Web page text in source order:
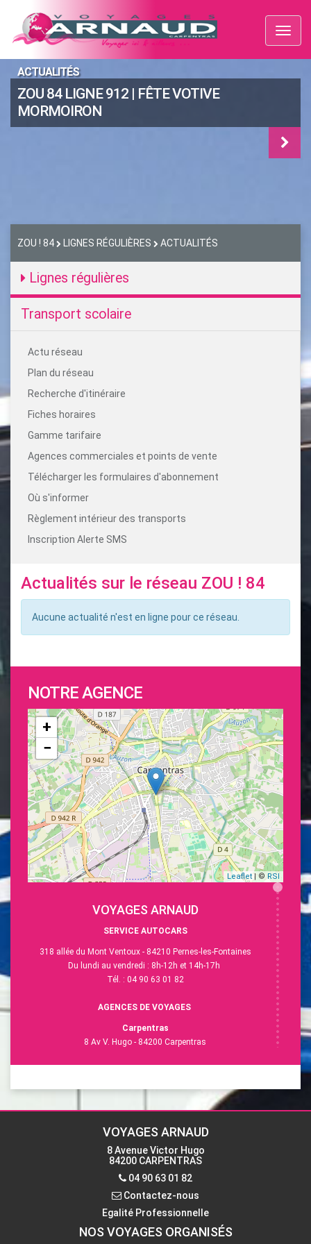
ZOU 84 LIGNE 912 | FÊTE VOTIVE
MORMOIRON
ACTUALITÉS
ZOU ! 84 LIGNES RÉGULIÈRES ACTUALITÉS
Lignes régulières
Transport scolaire
Actu réseau
Plan du réseau
Recherche d'itinéraire
Fiches horaires
Gamme tarifaire
Agences commerciales et points de vente
Télécharger les formulaires d'abonnement
Où s'informer
Règlement intérieur des transports
Inscription Alerte SMS
Actualités sur le réseau ZOU ! 84
Aucune actualité n'est en ligne pour ce réseau.
NOTRE AGENCE
+
−
Leaflet| © RSI
VOYAGES ARNAUD
SERVICE AUTOCARS
318 allée du Mont Ventoux - 84210 Pernes-les-Fontaines
Du lundi au vendredi : 8h-12h et 14h-17h
Tél. : 04 90 63 01 82
AGENCES DE VOYAGES
Carpentras
8 Av V. Hugo - 84200 Carpentras
13 Esp. R.Vasse - 84800 L'Isle-sur-la-Sorgue
Du lundi au vendredi : 9h-12h30 et 14h-18h
Samedi : 9h-12h
Tél. : 04 90 38 15 58
Contactez-nous
VOYAGES ARNAUD
8 Avenue Victor Hugo
84200 CARPENTRAS
04 90 63 01 82
Contactez-nous
Egalité Professionnelle
NOS VOYAGES ORGANISÉS